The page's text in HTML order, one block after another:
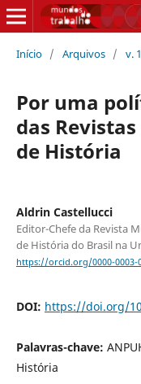
Início / Arquivos / v.
Por uma
das
de História
Aldrin Castellucci
Editor-Chefe da Revista
de História do Brasil na
https://orcid.org/0000-0003-
DOI: https://doi.org/
Palavras-chave:
História